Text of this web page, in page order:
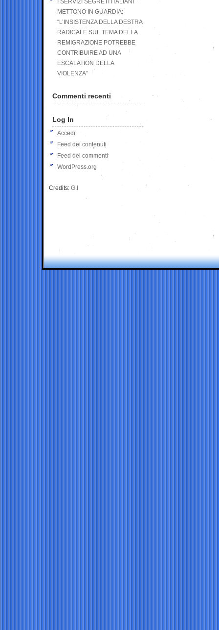
I SERVIZI SEGRETI ITALIANI
METTONO IN GUARDIA:
“L’INSISTENZA DELLA DESTRA
RADICALE SUL TEMA DELLA
REMIGRAZIONE POTREBBE
CONTRIBUIRE AD UNA
ESCALATION DELLA
VIOLENZA”
Commenti recenti
Log In
Accedi
Feed dei contenuti
Feed dei commenti
WordPress.org
Credits: G.I